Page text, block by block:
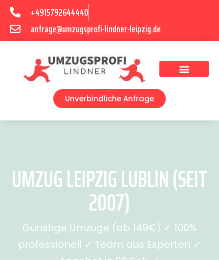
+4915792644440
anfrage@umzugsprofi-lindner-leipzig.de
Unverbindliche Anfrage
UMZUG LEIPZIG LUBLIN (SEIT
2007)
Günstige Umzüge (ab 149€) ✓ 100%
professionell ✓ Team aus Experten ✓